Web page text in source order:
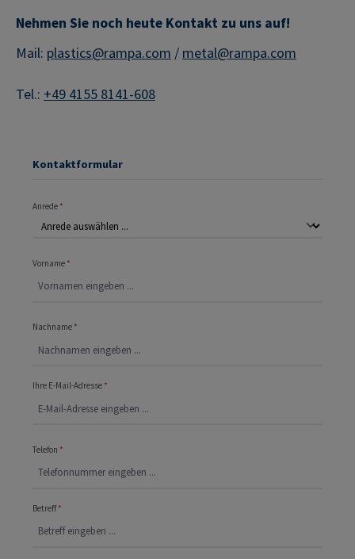
Nehmen Sie noch heute Kontakt zu uns auf!
Mail: plastics@rampa.com / metal@rampa.com
Tel.: +49 4155 8141-608
Kontaktformular
Anrede *
Vorname *
Nachname *
Ihre E-Mail-Adresse *
Telefon *
Betreff*